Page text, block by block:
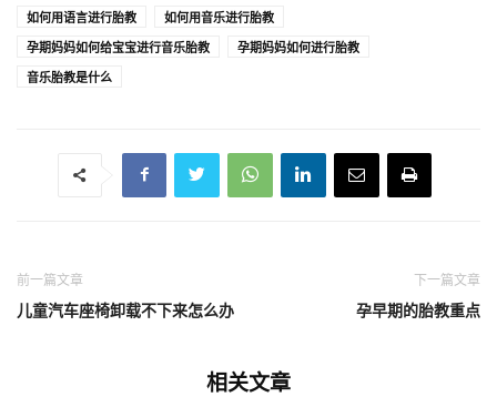
如何用语言进行胎教
如何用音乐进行胎教
孕期妈妈如何给宝宝进行音乐胎教
孕期妈妈如何进行胎教
音乐胎教是什么
前一篇文章
儿童汽车座椅卸载不下来怎么办
下一篇文章
孕早期的胎教重点
相关文章